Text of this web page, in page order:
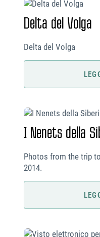
Delta del Volga
Delta del Volga
I Nenets della
Photos from the trip
2014.